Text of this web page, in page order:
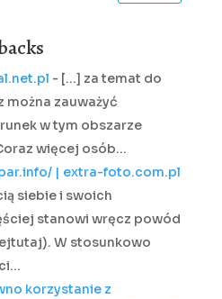
- […] za temat do
można zauważyć
w tym obszarze
więcej osób…
| extra-foto.com.pl
siebie i swoich
stanowi wręcz powód
W stosunkowo
korzystanie z